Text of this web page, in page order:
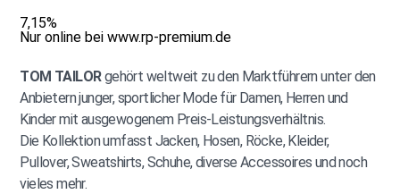
7,15%
Nur online bei www.rp-premium.de
TOM TAILORgehört weltweit zu den Marktführern unter den
Anbietern junger, sportlicher Mode für Damen, Herren und
Kinder mit ausgewogenem Preis-Leistungsverhältnis.
Die Kollektion umfasst Jacken, Hosen, Röcke, Kleider,
Pullover, Sweatshirts, Schuhe, diverse Accessoires und noch
vieles mehr.